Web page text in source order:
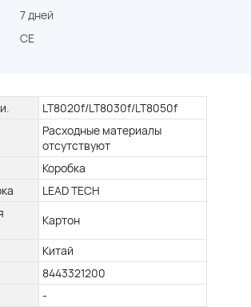
7 дней
CE
LT8020f/LT8030f/LT8050f
Расходные материалы
отсутствуют
Коробка
LEAD TECH
Картон
Китай
8443321200
-